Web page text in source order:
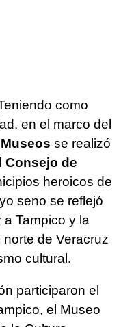
como
en el marco del
se realizó
Consejo de
heroicos de
seno se reflejó
Tampico y la
de Veracruz
cultural.
participaron el
el Museo